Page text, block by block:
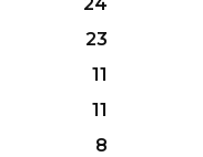
23
11
11
8